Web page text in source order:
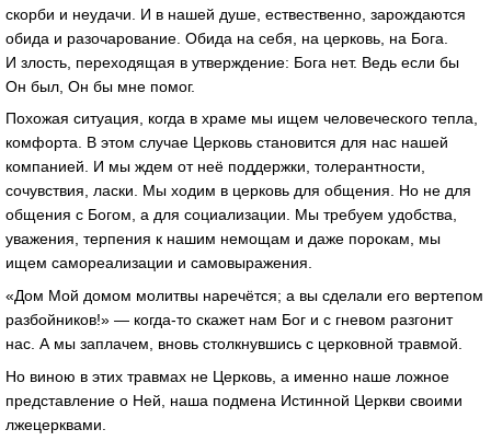
скорби и неудачи. И в нашей душе, ествественно, зарождаются
обида и разочарование. Обида на себя, на церковь, на Бога.
И злость, переходящая в утверждение: Бога нет. Ведь если бы
Он был, Он бы мне помог.
Похожая ситуация, когда в храме мы ищем человеческого тепла,
комфорта. В этом случае Церковь становится для нас нашей
компанией. И мы ждем от неё поддержки, толерантности,
сочувствия, ласки. Мы ходим в церковь для общения. Но не для
общения с Богом, а для социализации. Мы требуем удобства,
уважения, терпения к нашим немощам и даже порокам, мы
ищем самореализации и самовыражения.
«Дом Мой домом молитвы наречётся; а вы сделали его вертепом
разбойников!» — когда-то скажет нам Бог и с гневом разгонит
нас. А мы заплачем, вновь столкнувшись с церковной травмой.
Но виною в этих травмах не Церковь, а именно наше ложное
представление о Ней, наша подмена Истинной Церкви своими
лжецерквами.